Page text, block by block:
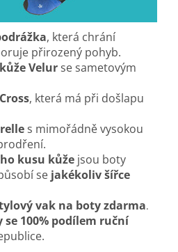
, která chrání
přirozený pohyb.
kůže Velur se sametovým
, která má při došlapu
s mimořádně vysokou
kusu kůže jsou boty
se jakékoliv šířce
vak na boty zdarma.
se 100% podílem ruční